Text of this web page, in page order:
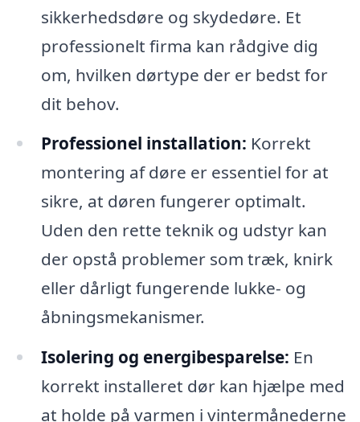
sikkerhedsdøre og skydedøre. Et
professionelt firma kan rådgive dig
om, hvilken dørtype der er bedst for
dit behov.
Professionel installation: Korrekt
montering af døre er essentiel for at
sikre, at døren fungerer optimalt.
Uden den rette teknik og udstyr kan
der opstå problemer som træk, knirk
eller dårligt fungerende lukke- og
åbningsmekanismer.
Isolering og energibesparelse: En
korrekt installeret dør kan hjælpe med
at holde på varmen i vintermånederne